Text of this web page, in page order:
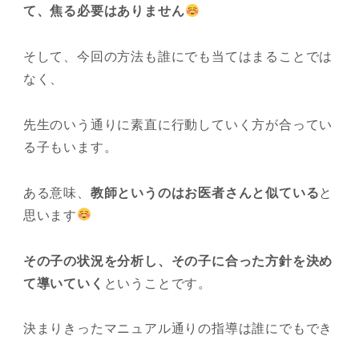
て、焦る必要はありません
そして、今回の方法も誰にでも当てはまることでは
なく、
先生のいう通りに素直に行動していく方が合ってい
る子もいます。
ある意味、 教師というのはお医者さんと似ていると
思います
その子の状況を分析し、その子に合った方針を決め
て導いていく ということです。
決まりきったマニュアル通りの指導は誰にでもでき